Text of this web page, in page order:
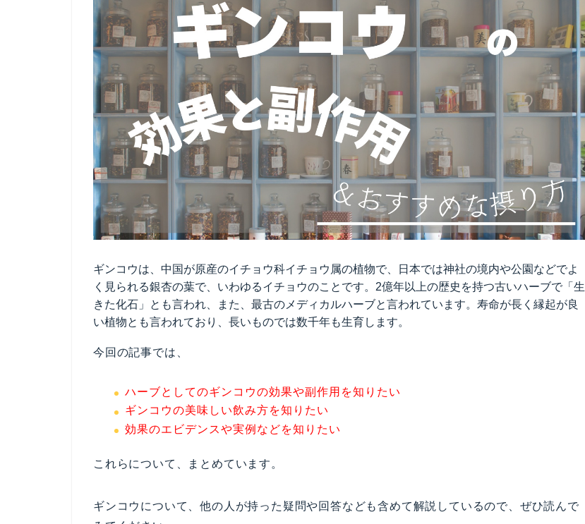
ギンコウは、中国が原産のイチョウ科イチョウ属の植物で、日本では神社の境内や公園などでよ
く見られる銀杏の葉で、いわゆるイチョウのことです。2億年以上の歴史を持つ古いハーブで「生
きた化石」とも言われ、また、最古のメディカルハーブと言われています。寿命が長く縁起が良
い植物とも言われており、長いものでは数千年も生育します。
今回の記事では、
ハーブとしてのギンコウの効果や副作用を知りたい
ギンコウの美味しい飲み方を知りたい
効果のエビデンスや実例などを知りたい
これらについて、まとめています。
ギンコウについて、他の人が持った疑問や回答なども含めて解説しているので、ぜひ読んで